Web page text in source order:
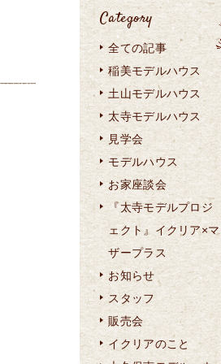
Category
全ての記事
稲美モデルハウス
土山モデルハウス
太寺モデルハウス
見学会
モデルハウス
お家座談会
『太寺モデルプロジ
ェクト』イクリア×マ
ザープラス
お知らせ
スタッフ
販売会
イクリアのこと